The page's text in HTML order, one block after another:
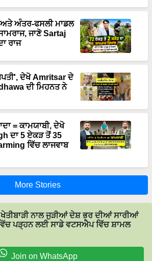
ਅਤੇ ਅੰਤਰ-ਫਸਲੀ ਮਾਡਲ
ਜਾਣੋ Sartaj
ਰਾਜ
ਦੇਖੋ Amritsar ਦੇ
ਦੀ ਮਿਹਨਤ ਨੇ
= ਕਾਮਯਾਬੀ, ਦੇਖੋ
ਦਾ 5 ਏਕੜ ਤੋਂ 35
ਵਿੱਚ ਲਾਜਵਾਬ
More Stories
ਨਾਲ ਜੁੜੀਆਂ ਦੇਸ਼ ਭਰ ਦੀਆਂ ਸਾਰੀਆਂ
ਪੜ੍ਹਨ ਲਈ ਸਾਡੇ ਵਟਸਐਪ ਵਿੱਚ ਸ਼ਾਮਲ
Join on WhatsApp